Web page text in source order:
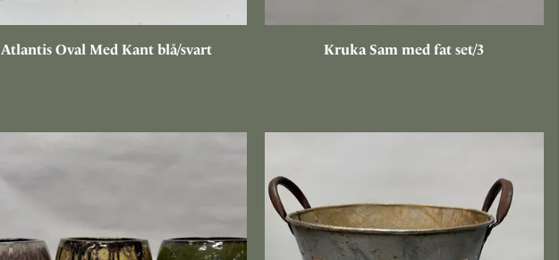
Atlantis Oval Med Kant blå/svart Kruka Sam med fat set/3